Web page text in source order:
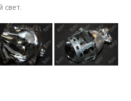
свет.